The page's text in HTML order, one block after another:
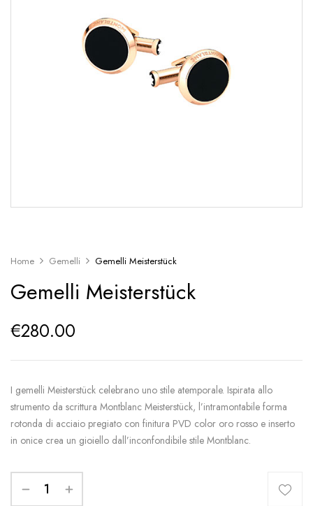
Home Gemelli Gemelli Meisterstück
Gemelli Meisterstück
€280.00
I gemelli Meisterstück celebrano uno stile atemporale. Ispirata allo
strumento da scrittura Montblanc Meisterstück, l’intramontabile forma
rotonda di acciaio pregiato con finitura PVD color oro rosso e inserto
in onice crea un gioiello dall’inconfondibile stile Montblanc.